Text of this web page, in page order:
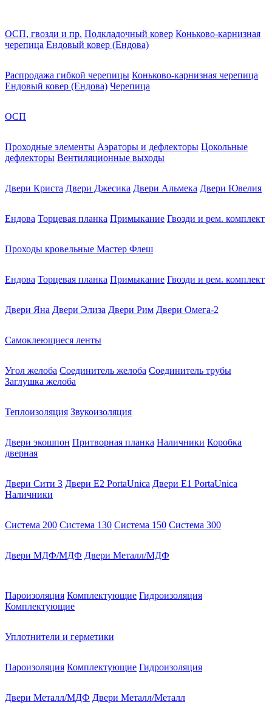
ОСП, гвозди и пр. Подкладочный ковер Коньково-карнизная
черепица Ендовый ковер (Ендова)
Распродажа гибкой черепицы Коньково-карнизная черепица
Ендовый ковер (Ендова) Черепица
ОСП
Проходные элементы Аэраторы и дефлекторы Цокольные
дефлекторы Вентиляционные выходы
Двери Криста Двери Джесика Двери Альмека Двери Ювелия
Ендова Торцевая планка Примыкание Гвозди и рем. комплект
Проходы кровельные Мастер Флеш
Ендова Торцевая планка Примыкание Гвозди и рем. комплект
Двери Яна Двери Элиза Двери Рим Двери Омега-2
Самоклеющиеся ленты
Угол желоба Соединитель желоба Соединитель трубы
Заглушка желоба
Теплоизоляция Звукоизоляция
Двери экошпон Притворная планка Наличники Коробка
дверная
Двери Сити 3 Двери E2 PortaUnica Двери E1 PortaUnica
Наличники
Система 200 Система 130 Система 150 Система 300
Двери МДФ/МДФ Двери Металл/МДФ
Пароизоляция Комплектующие Гидроизоляция
Комплектующие
Уплотнители и герметики
Пароизоляция Комплектующие Гидроизоляция
Двери Металл/МДФ Двери Металл/Металл